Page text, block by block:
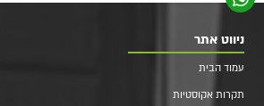
ניווט אתר
עמוד הבית
תקרות אקוסטיות